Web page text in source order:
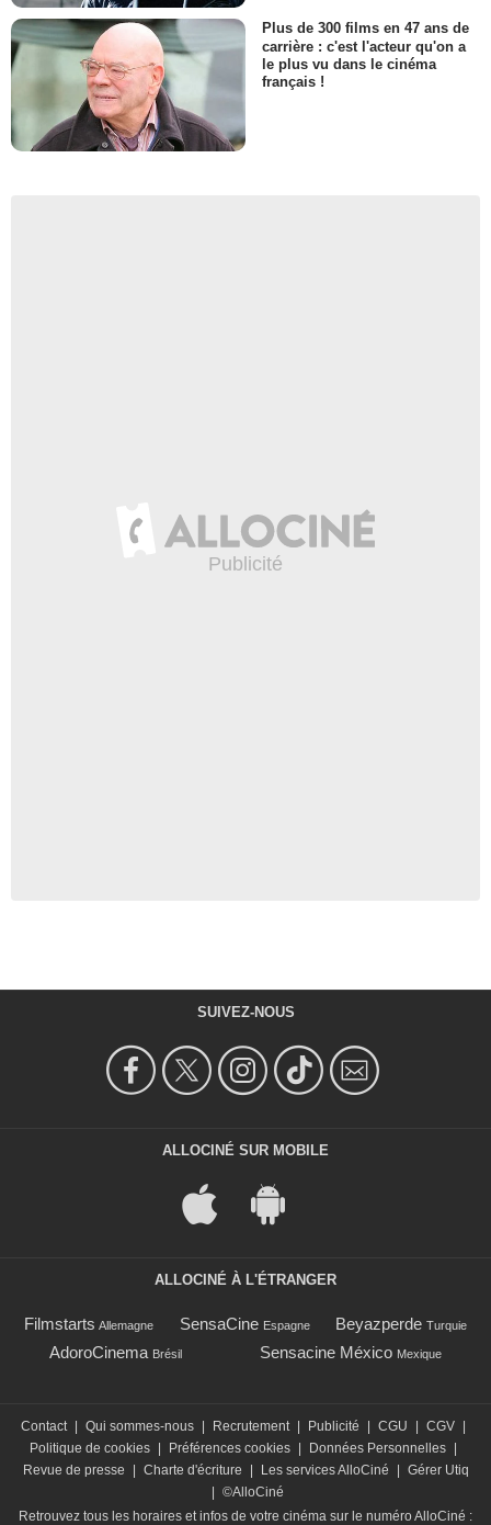
Plus de 300 films en 47 ans de
carrière : c'est l'acteur qu'on a
le plus vu dans le cinéma
français !
SUIVEZ-NOUS
ALLOCINÉ SUR MOBILE
ALLOCINÉ À L'ÉTRANGER
Filmstarts Allemagne SensaCine Espagne Beyazperde Turquie
AdoroCinema Brésil Sensacine México Mexique
Contact | Qui sommes-nous | Recrutement | Publicité | CGU | CGV |
Politique de cookies | Préférences cookies | Données Personnelles |
Revue de presse
| Charte d'écriture | Les services AlloCiné | Gérer Utiq
| ©AlloCiné
Retrouvez tous les horaires et infos de votre cinéma sur le numéro AlloCiné :